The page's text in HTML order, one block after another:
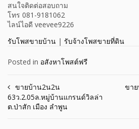
สนใจติดต่อสอบถาม
โทร 081-9181062
ไลน์ไอดี veevee9226
รับโพสขายบ้าน | รับจ้างโพสขายที่ดิน
Posted in อสังหาโพสต์ฟรี
Post
navigation
ขายบ้าน2น2น
63ว.2.05ล.หมู่บ้านแกรนด์วิลล่า
ต.ป่าสัก เมือง ลำพูน
ขาย